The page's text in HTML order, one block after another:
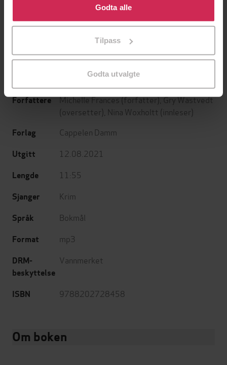
bruke cookies for alle disse formålene. Du kan også
tilpasse ditt samtykke til spesifikke formål ved å klikke
Godta alle
Tilpass
Godta utvalgte
Minnesota
Tørt land
Forfattere Michelle Frances(forfatter),Gry Wastvedt
(oversetter), Nina Woxholtt (innleser)
Forlag Cappelen Damm
Utgitt 12.08.2021
Lengde 11:55
Sjanger Krim
Språk Bokmål
Format mp3
DRM-
beskyttelse
Vannmerket
ISBN 9788202728458
Om boken